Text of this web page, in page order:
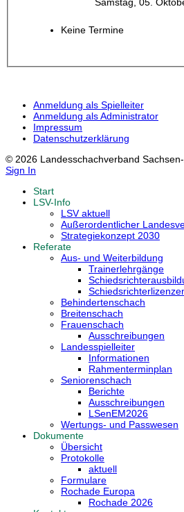
Keine Termine
Anmeldung als Spielleiter
Anmeldung als Administrator
Impressum
Datenschutzerklärung
© 2026 Landesschachverband
Sign In
Start
LSV-Info
LSV aktuell
Außerordentlicher
Strategiekonzept 2030
Referate
Aus- und Weiterbildung
Trainerlehrgänge
Behindertenschach
Breitenschach
Frauenschach
Ausschreibungen
Landesspielleiter
Informationen
Rahmenterminplan
Seniorenschach
Berichte
Ausschreibungen
LSenEM2026
Wertungs- und Passwesen
Dokumente
Übersicht
Protokolle
aktuell
Formulare
Rochade Europa
Rochade 2026